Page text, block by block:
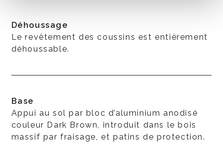
Déhoussage
Le revêtement des coussins est entièrement
déhoussable.
Base
Appui au sol par bloc d’aluminium anodisé
couleur Dark Brown, introduit dans le bois
massif par fraisage, et patins de protection.